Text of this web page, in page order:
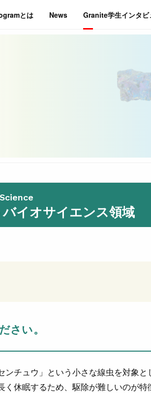
とは News Granite学生インタビ
イオサイエンス領域
さい。
チュウ」という小さな線虫を対象と
休眠するため、駆除が難しいのが